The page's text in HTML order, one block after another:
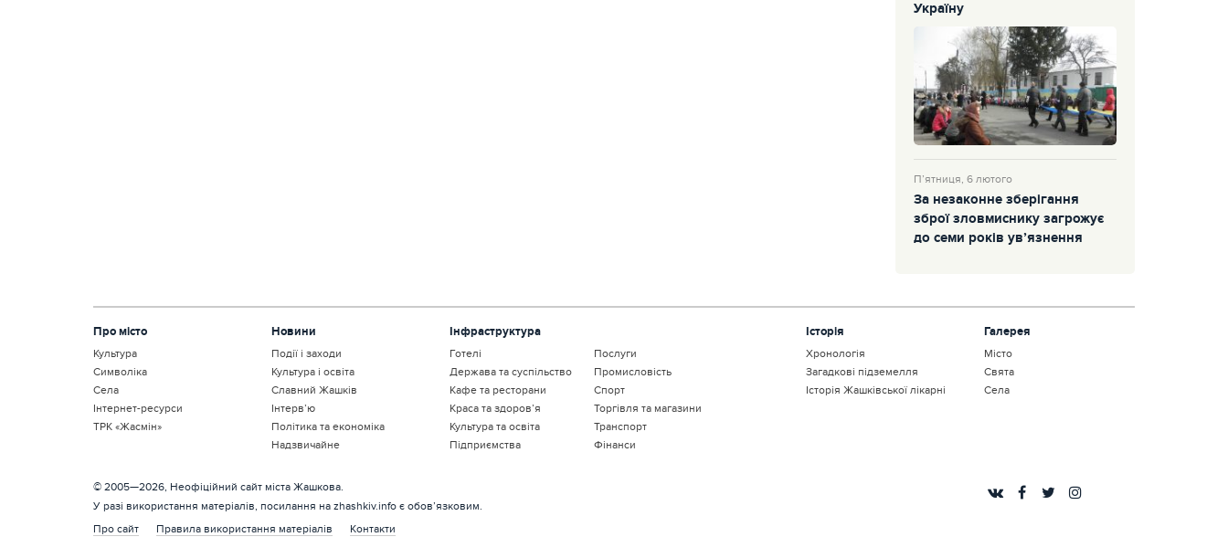
Україну
П’ятниця, 6 лютого
За незаконне зберігання
зброї зловмиснику загрожує
до семи років ув’язнення
Про місто
Культура
Символіка
Села
Інтернет-ресурси
ТРК «Жасмін»
Новини
Події і заходи
Культура і освіта
Славний Жашків
Інтерв’ю
Політика та економіка
Надзвичайне
Інфраструктура
Готелі
Держава та суспільство
Кафе та ресторани
Краса та здоров’я
Культура та освіта
Підприємства
Послуги
Промисловість
Спорт
Торгівля та магазини
Транспорт
Фінанси
Історія
Хронологія
Загадкові підземелля
Історія Жашківської лікарні
Галерея
Місто
Свята
Села
© 2005—2026, Неофіційний сайт міста Жашкова.
У разі використання матеріалів, посилання на zhashkiv.info є обов’язковим.
Про сайт
Правила використання матеріалів Контакти